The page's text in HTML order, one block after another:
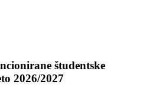
študentske
2026/2027